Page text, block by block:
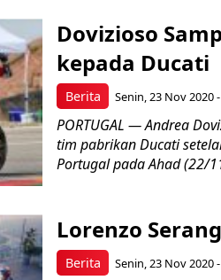
Berita
Dovizioso
kepada Ducati
Senin, 23 Nov 2020
PORTUGAL — Andrea
tim pabrikan Ducati
Portugal pada Ahad (22/
Berita
Lorenzo
Senin, 23 Nov 2020